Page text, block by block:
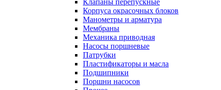
Клапаны перепускные
Корпуса окрасочных блоков
Манометры и арматура
Мембраны
Механика приводная
Насосы поршневые
Патрубки
Пластификаторы и масла
Подшипники
Поршни насосов